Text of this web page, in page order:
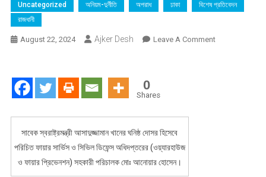
Uncategorized অনিয়ম-দুর্নীতি অপরাধ ঢাকা
বিশেষ প্রতিবেদন
রাজধানী
August 22, 2024 Ajker Desh Leave A CommentOn
0
Shares
সাবেক স্বরাষ্ট্রমন্ত্রী আসাদুজ্জামান খানের ঘনিষ্ঠ দোসর হিসেবে
পরিচিত ফায়ার সার্ভিস ও সিভিল ডিফেন্স অধিদপ্তরের (ওয়্যারহাউজ
ও ফায়ার প্রিভেনশন) সহকারী পরিচালক মোঃ আনোয়ার হোসেন।